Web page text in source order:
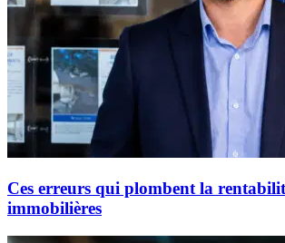
Ces erreurs qui plombent la
immobilières